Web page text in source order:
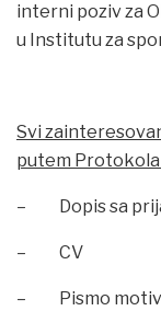
interni poziv za
u Institutu za
Svi
putem
– Dopis sa
– CV
– Pismo